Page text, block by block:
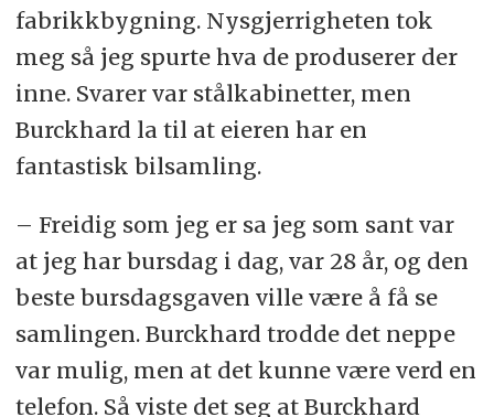
fabrikkbygning. Nysgjerrigheten tok
meg så jeg spurte hva de produserer der
inne. Svarer var stålkabinetter, men
Burckhard la til at eieren har en
fantastisk bilsamling.
– Freidig som jeg er sa jeg som sant var
at jeg har bursdag i dag, var 28 år, og den
beste bursdagsgaven ville være å få se
samlingen. Burckhard trodde det neppe
var mulig, men at det kunne være verd en
telefon. Så viste det seg at Burckhard